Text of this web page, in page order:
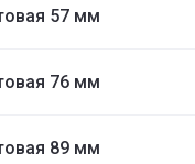
57 мм
76 мм
89 мм